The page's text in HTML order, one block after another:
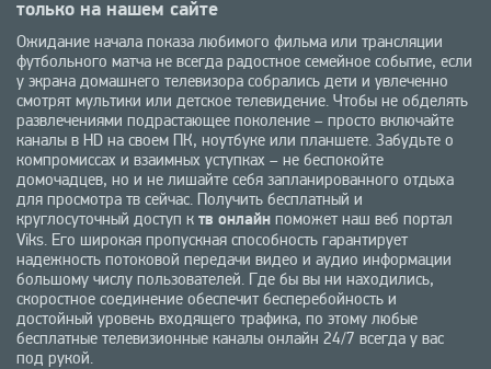
только на нашем сайте
Ожидание начала показа любимого фильма или трансляции
футбольного матча не всегда радостное семейное событие, если
у экрана домашнего телевизора собрались дети и увлеченно
смотрят мультики или детское телевидение. Чтобы не обделять
развлечениями подрастающее поколение – просто включайте
каналы в HD на своем ПК, ноутбуке или планшете. Забудьте о
компромиссах и взаимных уступках – не беспокойте
домочадцев, но и не лишайте себя запланированного отдыха
для просмотра тв сейчас. Получить бесплатный и
круглосуточный доступ к тв онлайн поможет наш веб портал
Viks. Его широкая пропускная способность гарантирует
надежность потоковой передачи видео и аудио информации
большому числу пользователей. Где бы вы ни находились,
скоростное соединение обеспечит бесперебойность и
достойный уровень входящего трафика, по этому любые
бесплатные телевизионные каналы онлайн 24/7 всегда у вас
под рукой.